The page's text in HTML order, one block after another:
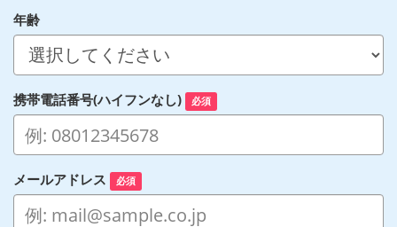
年齢
携帯電話番号(ハイフンなし) 必須
メールアドレス 必須